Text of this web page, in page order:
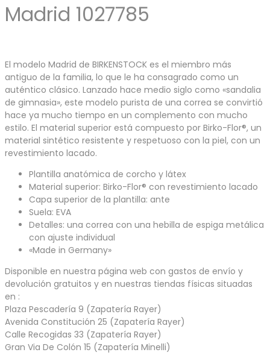
Madrid 1027785
El modelo Madrid de BIRKENSTOCK es el miembro más
antiguo de la familia, lo que le ha consagrado como un
auténtico clásico. Lanzado hace medio siglo como «sandalia
de gimnasia», este modelo purista de una correa se convirtió
hace ya mucho tiempo en un complemento con mucho
estilo. El material superior está compuesto por Birko-Flor®, un
material sintético resistente y respetuoso con la piel, con un
revestimiento lacado.
Plantilla anatómica de corcho y látex
Material superior: Birko-Flor® con revestimiento lacado
Capa superior de la plantilla: ante
Suela: EVA
Detalles: una correa con una hebilla de espiga metálica
con ajuste individual
«Made in Germany»
Disponible en nuestra página web con gastos de envío y
devolución gratuitos y en nuestras tiendas físicas situadas
en :
Plaza Pescadería 9 (Zapatería Rayer)
Avenida Constitución 25 (Zapatería Rayer)
Calle Recogidas 33 (Zapatería Rayer)
Gran Via De Colón 15 (Zapatería Minelli)